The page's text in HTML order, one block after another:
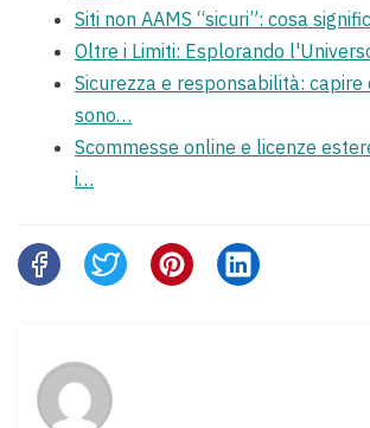
Siti non AAMS “sicuri”: cosa
Oltre i Limiti: Esplorando
Sicurezza e responsabilità: capire
sono…
Scommesse online e licenze
i…
Share
this